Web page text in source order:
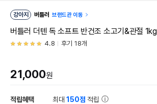
강아지 버틀러 브랜드관 이동
버틀러 더텐 독 소프트 반건조 소고기&관절 1kg
4.8 후기 18개
21,000원
적립혜택 최대150점 적립